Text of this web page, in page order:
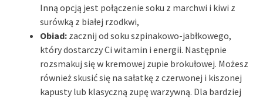
Inną opcją jest połączenie soku z marchwi i kiwi z
surówką z białej rzodkwi,
Obiad: zacznij od soku szpinakowo-jabłkowego,
który dostarczy Ci witamin i energii. Następnie
rozsmakuj się w kremowej zupie brokułowej. Możesz
również skusić się na sałatkę z czerwonej i kiszonej
kapusty lub klasyczną zupę warzywną. Dla bardziej